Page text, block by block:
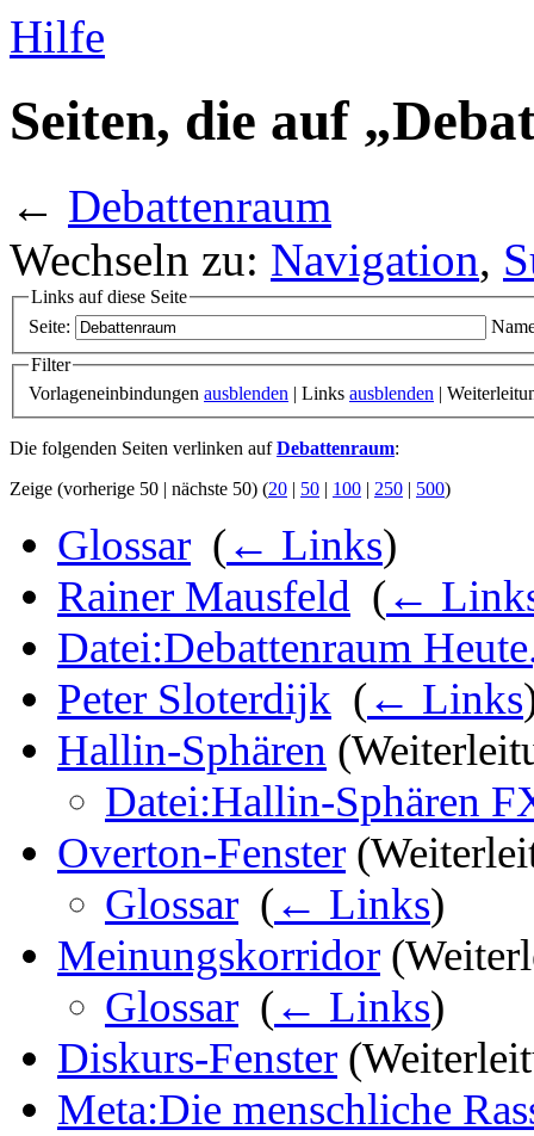
Hilfe
Seiten, die auf
← Debattenraum
Wechseln zu: Navigation,
Links auf diese Seite
Seite:
Filter
Vorlageneinbindungen ausblenden | Links ausblenden |
Die folgenden Seiten verlinken aufDebattenraum:
Zeige (vorherige 50 | nächste 50) (20 | 50 | 100 | 250 | 500)
Glossar (← Links)
Rainer Mausfeld (←
Datei:Debattenraum
Peter Sloterdijk (← Links
Hallin-Sphären
Datei:Hallin-Sphären
Overton-Fenster
Glossar (← Links)
Meinungskorridor
Glossar (← Links)
Diskurs-Fenster
Meta:Die menschliche